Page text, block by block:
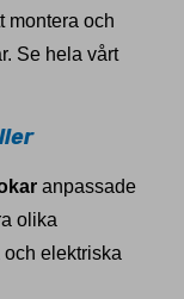
montera och
Se hela vårt
anpassade
olika
elektriska